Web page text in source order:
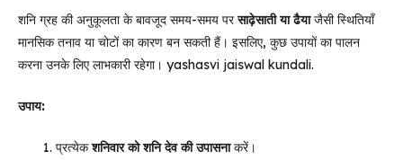
शनि ग्रह की अनुकूलता के बावजूद समय-समय परसाढ़ेसाती या ढैयाजैसी स्थितियाँ
मानसिक तनाव या चोटों का कारण बन सकती हैं। इसलिए, कुछ उपायों का पालन
करना उनके लिए लाभकारी रहेगा। yashasvi jaiswal kundali.
उपाय:
प्रत्येकशनिवार को शनि देव की उपासनाकरें।